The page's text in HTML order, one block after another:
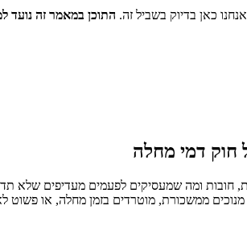
כאן בדיוק בשביל זה. התוכן במאמר זה נועד
חוק דמי מחלה
חובות ומה שמעסיקים לפעמים מעדיפים שלא
מנוכים ממשכורת, מוטרדים בזמן מחלה, או